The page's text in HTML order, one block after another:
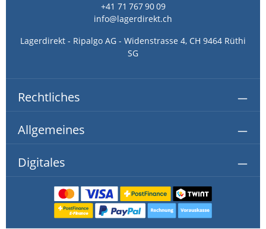
+41 71 767 90 09
info@lagerdirekt.ch
Lagerdirekt - Ripalgo AG - Widenstrasse 4, CH 9464 Rüthi
SG
Rechtliches
Allgemeines
Digitales